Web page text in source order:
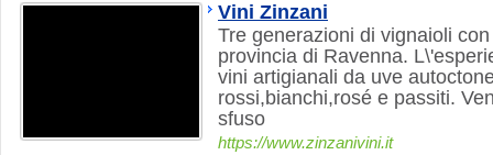
Vini Zinzani
Tre generazioni di vignaioli
provincia di Ravenna.
vini artigianali da uve
rossi,bianchi,rosé e passiti.
sfuso
https://www.zinzanivini.it